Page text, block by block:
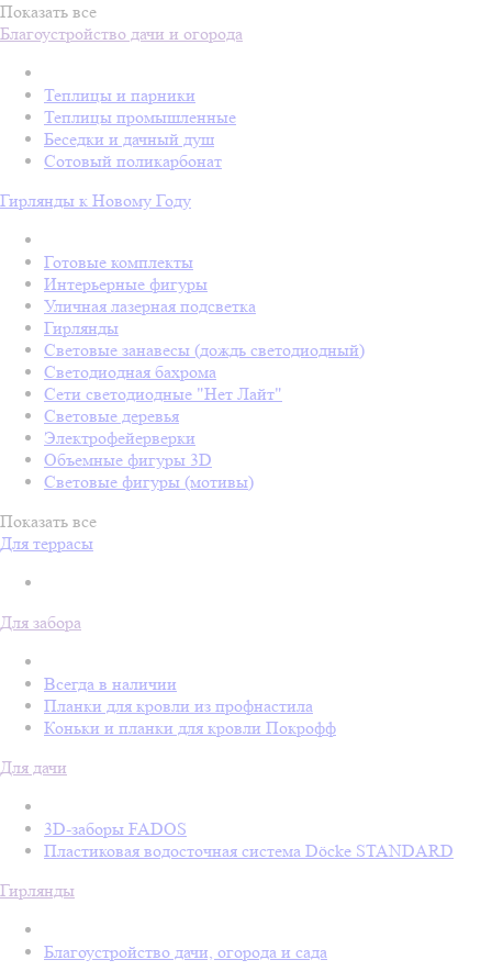
Показать все
Благоустройство дачи и огорода
Теплицы и парники
Теплицы промышленные
Беседки и дачный душ
Сотовый поликарбонат
Гирлянды к Новому Году
Готовые комплекты
Интерьерные фигуры
Уличная лазерная подсветка
Гирлянды
Световые занавесы (дождь светодиодный)
Светодиодная бахрома
Сети светодиодные "Нет Лайт"
Световые деревья
Электрофейерверки
Объемные фигуры 3D
Световые фигуры (мотивы)
Показать все
Для террасы
Для забора
Всегда в наличии
Планки для кровли из профнастила
Коньки и планки для кровли Покрофф
Для дачи
3D-заборы FADOS
Пластиковая водосточная система Döcke STANDARD
Гирлянды
Благоустройство дачи, огорода и сада